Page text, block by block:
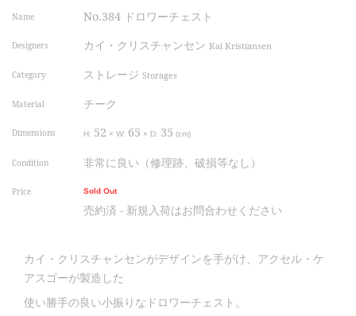
Name No.384 ドロワーチェスト
Designers カイ・クリスチャンセン Kai Kristiansen
Category ストレージ Storages
Material チーク
Dimensions H: 52 × W: 65 × D: 35 (cm)
Condition 非常に良い（修理跡、破損等なし）
Price Sold Out
売約済 - 新規入荷はお問合わせください
カイ・クリスチャンセンがデザインを手がけ、アクセル・ケ
アスゴーが製造した
使い勝手の良い小振りなドロワーチェスト。